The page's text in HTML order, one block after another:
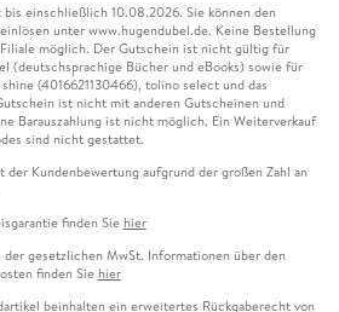
einschließlich 10.08.2026. Sie können den
unter www.hugendubel.de. Keine Bestellung
möglich. Der Gutschein ist nicht gültig für
(deutschsprachige Bücher und eBooks) sowie für
(4016621130466), tolino select und das
ist nicht mit anderen Gutscheinen und
Barauszahlung ist nicht möglich. Ein Weiterverkauf
sind nicht gestattet.
Kundenbewertung aufgrund der großen Zahl an
finden Sie hier
gesetzlichen MwSt. Informationen über den
finden Sie hier
beinhalten ein erweitertes Rückgaberecht von